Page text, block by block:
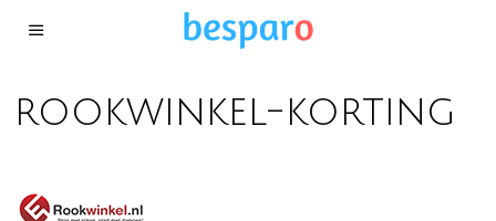
rookwinkel-korting